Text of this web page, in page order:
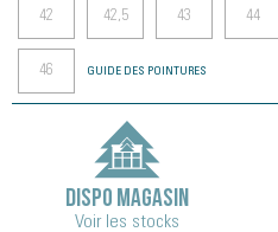
42 42,5 43 44
46 GUIDE DES POINTURES
DISPO MAGASIN
Voir les stocks